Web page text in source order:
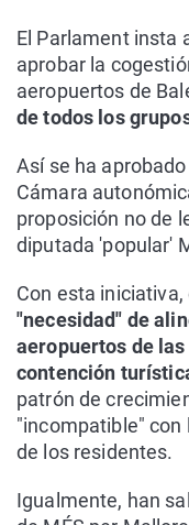
El Parlament insta
aprobar la
aeropuertos de
de todos los
Así se ha
Cámara
proposición no de
diputada 'popular'
Con esta
"necesidad" de
aeropuertos de
contención
patrón de
"incompatible" con
de los residentes.
Igualmente, han